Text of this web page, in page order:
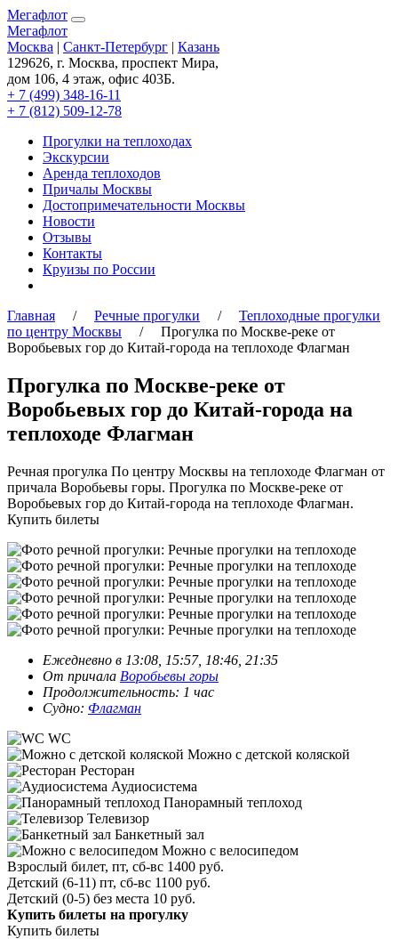
Мегафлот
Мегафлот
Москва | Санкт-Петербург | Казань
129626, г. Москва, проспект Мира,
дом 106, 4 этаж, офис 403Б.
+ 7 (499) 348-16-11
+ 7 (812) 509-12-78
Прогулки на теплоходах
Экскурсии
Аренда теплоходов
Причалы Москвы
Достопримечательности Москвы
Новости
Отзывы
Контакты
Круизы по России
Главная / Речные прогулки / Теплоходные прогулки
по центру Москвы / Прогулка по Москве-реке от
Воробьевых гор до Китай-города на теплоходе Флагман
Прогулка по Москве-реке от
Воробьевых гор до Китай-города на
теплоходе Флагман
Речная прогулка По центру Москвы на теплоходе Флагман от
причала Воробьевы горы. Прогулка по Москве-реке от
Воробьевых гор до Китай-города на теплоходе Флагман.
Купить билеты
Ежедневно в 13:08, 15:57, 18:46, 21:35
От причала Воробьевы горы
Продолжительность: 1 час
Судно: Флагман
WC
Можно с детской коляской
Ресторан
Аудиосистема
Панорамный теплоход
Телевизор
Банкетный зал
Можно с велосипедом
Взрослый билет, пт, сб-вс 1400 руб.
Детский (6-11) пт, сб-вс 1100 руб.
Детский (0-5) без места 10 руб.
Купить билеты на прогулку
Купить билеты